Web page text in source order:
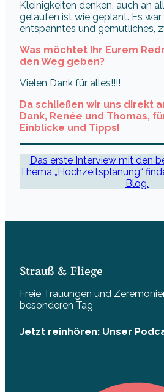
Kleinigkeiten denken, auch an
gelaufen ist wie geplant. Es war
entspanntes und gemütliches,
Was möchtet Ihr Eurem
den Weg geben?
Vielen Dank für alles!!!!
Da schließen wir uns direkt
Dank, Renée und Thomas,
Einblicke und Tipps!
Das erste Interview mit den
Thema „Hochzeitsplanung“
Blog.
Strauß & Fliege
Freie Trauungen und
besonderen Tag
Jetzt reinhören: Unser